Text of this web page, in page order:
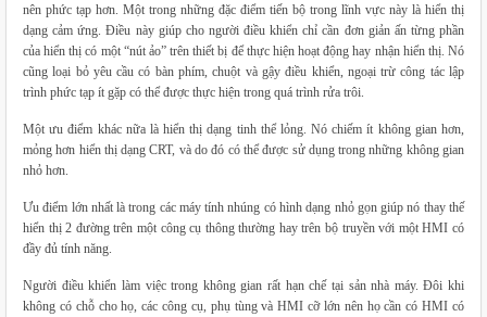
nên phức tạp hơn. Một trong những đặc điểm tiến bộ trong lĩnh vực này là hiển thị
dạng cảm ứng. Điều này giúp cho người điều khiển chỉ cần đơn giản ấn từng phần
của hiển thị có một “nút ảo” trên thiết bị để thực hiện hoạt động hay nhận hiển thị. Nó
cũng loại bỏ yêu cầu có bàn phím, chuột và gậy điều khiển, ngoại trừ công tác lập
trình phức tạp ít gặp có thể được thực hiện trong quá trình rửa trôi.
Một ưu điểm khác nữa là hiển thị dạng tinh thể lỏng. Nó chiếm ít không gian hơn,
mỏng hơn hiển thị dạng CRT, và do đó có thể được sử dụng trong những không gian
nhỏ hơn.
Ưu điểm lớn nhất là trong các máy tính nhúng có hình dạng nhỏ gọn giúp nó thay thế
hiển thị 2 đường trên một công cụ thông thường hay trên bộ truyền với một HMI có
đầy đủ tính năng.
Người điều khiển làm việc trong không gian rất hạn chế tại sản nhà máy. Đôi khi
không có chỗ cho họ, các công cụ, phụ tùng và HMI cỡ lớn nên họ cần có HMI có